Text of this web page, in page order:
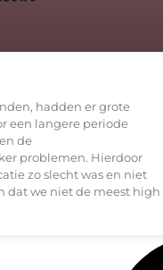
hadden er grote
een langere periode
de
problemen. Hierdoor
zo slecht was en niet
dat we niet de meest high